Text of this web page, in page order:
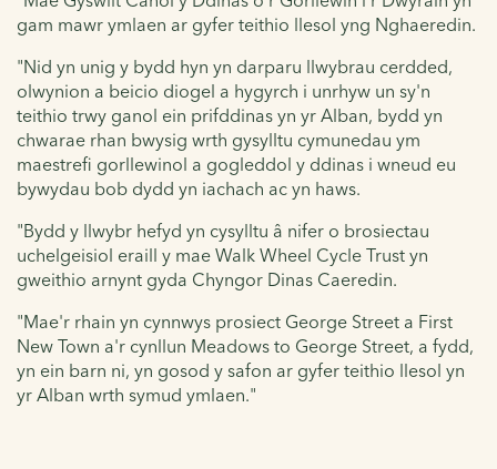
gam mawr ymlaen ar gyfer teithio llesol yng Nghaeredin.
"Nid yn unig y bydd hyn yn darparu llwybrau cerdded,
olwynion a beicio diogel a hygyrch i unrhyw un sy'n
teithio trwy ganol ein prifddinas yn yr Alban, bydd yn
chwarae rhan bwysig wrth gysylltu cymunedau ym
maestrefi gorllewinol a gogleddol y ddinas i wneud eu
bywydau bob dydd yn iachach ac yn haws.
"Bydd y llwybr hefyd yn cysylltu â nifer o brosiectau
uchelgeisiol eraill y mae Walk Wheel Cycle Trust yn
gweithio arnynt gyda Chyngor Dinas Caeredin.
"Mae'r rhain yn cynnwys prosiect George Street a First
New Town a'r cynllun Meadows to George Street, a fydd,
yn ein barn ni, yn gosod y safon ar gyfer teithio llesol yn
yr Alban wrth symud ymlaen."